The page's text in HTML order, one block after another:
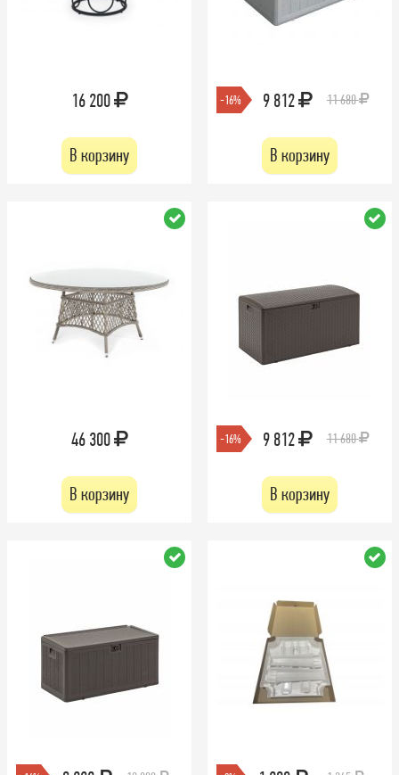
16 200
В корзину
-16% 9 812 11 680
В корзину
46 300
В корзину
-16% 9 812 11 680
В корзину